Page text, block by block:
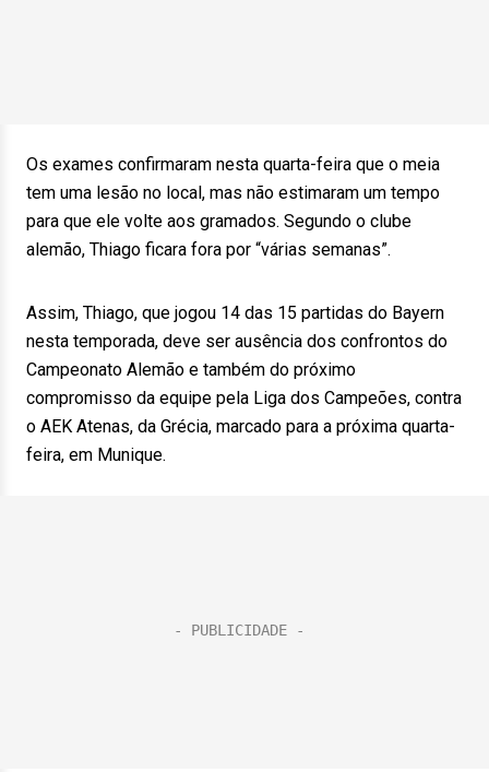
Os exames confirmaram nesta quarta-feira que o meia
tem uma lesão no local, mas não estimaram um tempo
para que ele volte aos gramados. Segundo o clube
alemão, Thiago ficara fora por “várias semanas”.
Assim, Thiago, que jogou 14 das 15 partidas do Bayern
nesta temporada, deve ser ausência dos confrontos do
Campeonato Alemão e também do próximo
compromisso da equipe pela Liga dos Campeões, contra
o AEK Atenas, da Grécia, marcado para a próxima quarta-
feira, em Munique.